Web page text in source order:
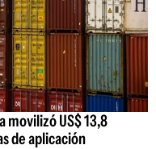
movilizó US$ 13,8
de aplicación